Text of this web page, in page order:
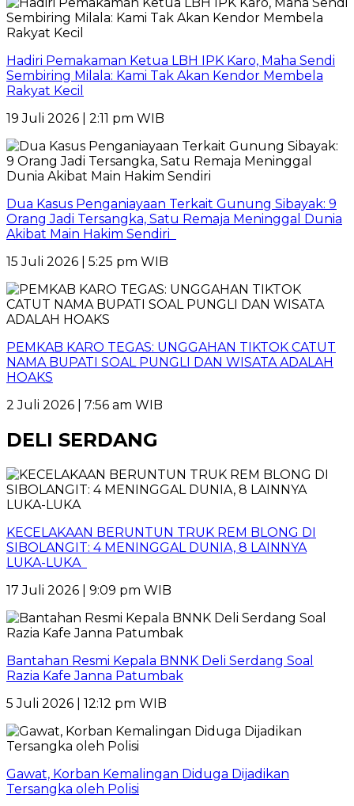
Hadiri Pemakaman Ketua LBH IPK Karo, Maha Sendi
Sembiring Milala: Kami Tak Akan Kendor Membela
Rakyat Kecil
19 Juli 2026 | 2:11 pm WIB
Dua Kasus Penganiayaan Terkait Gunung Sibayak: 9
Orang Jadi Tersangka, Satu Remaja Meninggal Dunia
Akibat Main Hakim Sendiri
15 Juli 2026 | 5:25 pm WIB
PEMKAB KARO TEGAS: UNGGAHAN TIKTOK CATUT
NAMA BUPATI SOAL PUNGLI DAN WISATA ADALAH
HOAKS
2 Juli 2026 | 7:56 am WIB
DELI SERDANG
KECELAKAAN BERUNTUN TRUK REM BLONG DI
SIBOLANGIT: 4 MENINGGAL DUNIA, 8 LAINNYA
LUKA-LUKA
17 Juli 2026 | 9:09 pm WIB
Bantahan Resmi Kepala BNNK Deli Serdang Soal
Razia Kafe Janna Patumbak
5 Juli 2026 | 12:12 pm WIB
Gawat, Korban Kemalingan Diduga Dijadikan
Tersangka oleh Polisi